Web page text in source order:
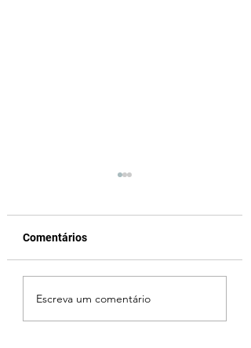
Ciclone bomba no Sul
deve provocar rajadas
de vento e calor
Comentários
Escreva um comentário